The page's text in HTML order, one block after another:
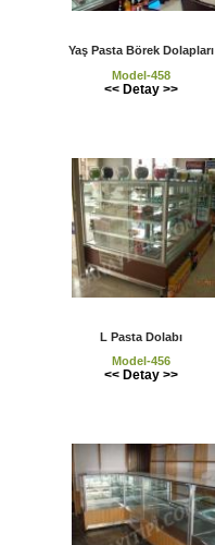
Yaş Pasta Börek Dolapları
Model-458
<< Detay >>
L Pasta Dolabı
Model-456
<< Detay >>